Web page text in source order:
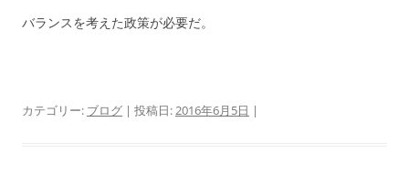
バランスを考えた政策が必要だ。
カテゴリー: ブログ | 投稿日:2016年6月5日 |